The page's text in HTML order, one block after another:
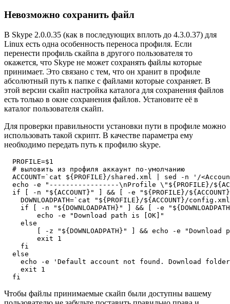
Невозможно сохранить файл
В Skype 2.0.0.35 (как в последующих вплоть до 4.3.0.37) для
Linux есть одна особенность переноса профиля. Если
перенести профиль скайпа в другого пользователя то
окажется, что Skype не может сохранять файлы которые
принимает. Это связано с тем, что он хранит в профиле
абсолютный путь к папке с файлами которые сохраняет. В
этой версии скайп настройка каталога для сохранения файлов
есть только в окне сохранения файлов. Установите её в
каталог пользователя скайп.
Для проверки правильности установки пути в профиле можно
использовать такой скрипт. В качестве параметра ему
необходимо передать путь к профилю skype.
  PROFILE=$1
  # выловить из профиля аккаунт по-умолчанию
ACCOUNT=`cat ${PROFILE}/shared.xml | sed -n '/
echo -e "-----------------\nProfile \"${PROFILE}/
if [ -n "${ACCOUNT}" ] && [ -e "${PROFILE}/
DOWNLOADPATH=`cat "${PROFILE}/${ACCOUNT}/
if [ -n "${DOWNLOADPATH}" ] && [ -e
        echo -e "Download path is [OK]"
    else
[ -z "${DOWNLOADPATH}" ] && echo -e "Download
        exit 1
    fi
  else
echo -e 'Default account not found. Download
    exit 1
Чтобы файлы принимаемые скайп были доступны вашему